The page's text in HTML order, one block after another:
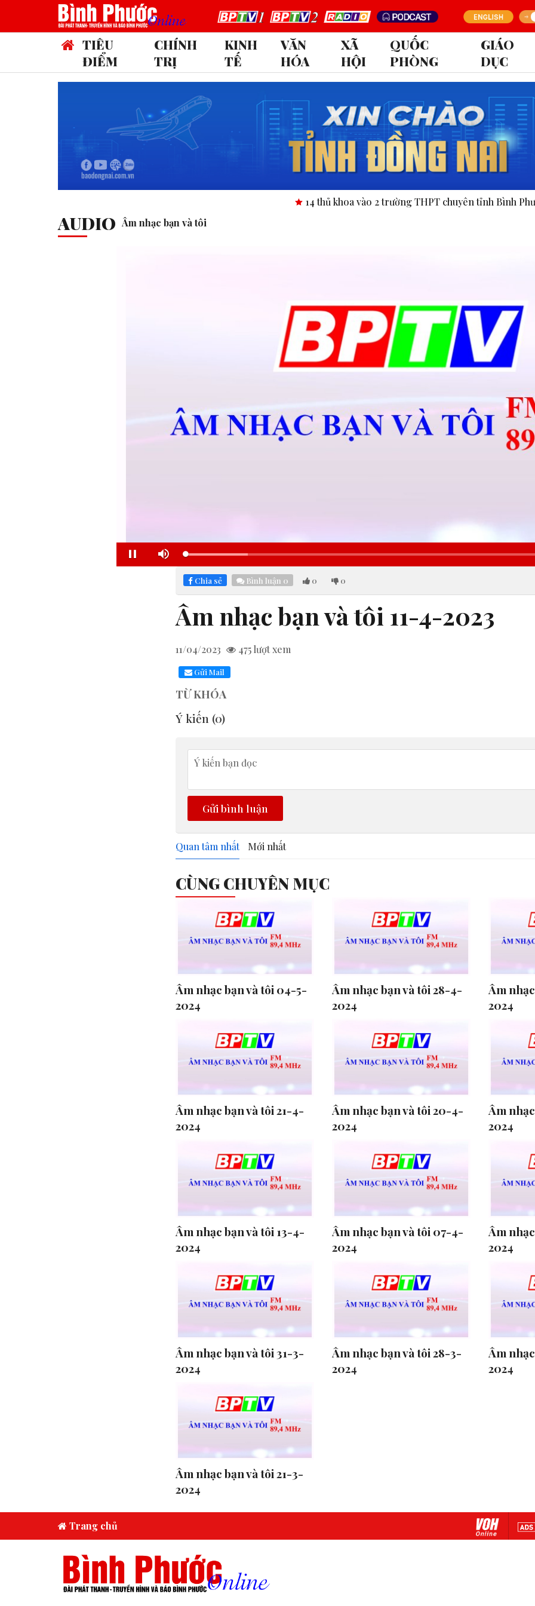
TIÊU
ĐIỂM
CHÍNH
TRỊ
KINH
TẾ
VĂN
HÓA
XÃ
HỘI
QUỐC
PHÒNG
GIÁO
DỤC
14 thủ khoa vào 2 trường THPT chuyên tỉnh Bình Phước.
AUDIO Âm nhạc bạn và tôi
Pause Mute Loaded:
31.82%
Chia sẻ Bình luận 0 0 0
Âm nhạc bạn và tôi 11-4-2023
11/04/2023 475lượt xem
Gửi Mail
TỪ KHÓA
Ý kiến (0)
Gửi bình luận
Quan tâm nhất Mới nhất
CÙNG CHUYÊN MỤC
Âm nhạc bạn và tôi 04-5-
2024
Âm nhạc bạn và tôi 28-4-
2024
Âm
2024
Âm nhạc bạn và tôi 21-4-
2024
Âm nhạc bạn và tôi 20-4-
2024
Âm
2024
Âm nhạc bạn và tôi 13-4-
2024
Âm nhạc bạn và tôi 07-4-
2024
Âm
2024
Âm nhạc bạn và tôi 31-3-
2024
Âm nhạc bạn và tôi 28-3-
2024
Âm
2024
Âm nhạc bạn và tôi 21-3-
2024
Trang chủ